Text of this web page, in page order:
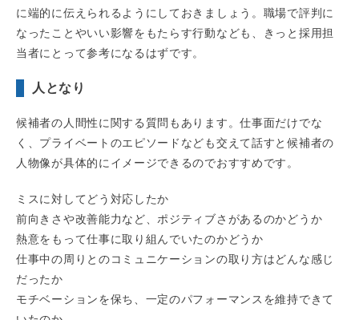
に端的に伝えられるようにしておきましょう。職場で評判に
なったことやいい影響をもたらす行動なども、きっと採用担
当者にとって参考になるはずです。
人となり
候補者の人間性に関する質問もあります。仕事面だけでな
く、プライベートのエピソードなども交えて話すと候補者の
人物像が具体的にイメージできるのでおすすめです。
ミスに対してどう対応したか
前向きさや改善能力など、ポジティブさがあるのかどうか
熱意をもって仕事に取り組んでいたのかどうか
仕事中の周りとのコミュニケーションの取り方はどんな感じ
だったか
モチベーションを保ち、一定のパフォーマンスを維持できて